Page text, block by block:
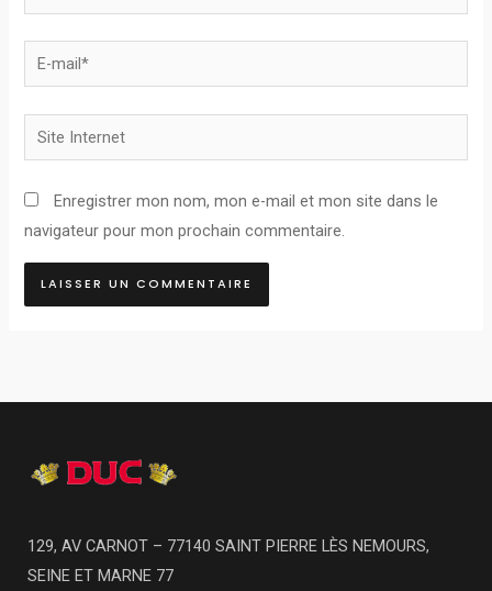
E-
mail*
Site
Internet
Enregistrer mon nom, mon e-mail et mon site dans le
navigateur pour mon prochain commentaire.
129, AV CARNOT – 77140 SAINT PIERRE LÈS NEMOURS,
SEINE ET MARNE 77